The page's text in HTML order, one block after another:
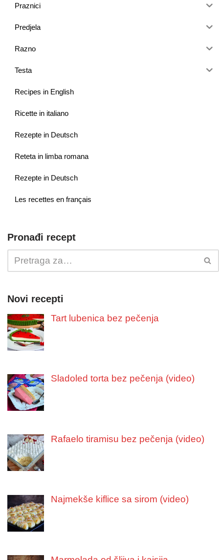
Praznici
Predjela
Razno
Testa
Recipes in English
Ricette in italiano
Rezepte in Deutsch
Reteta in limba romana
Rezepte in Deutsch
Les recettes en français
Pronađi recept
Novi recepti
Tart lubenica bez pečenja
Sladoled torta bez pečenja (video)
Rafaelo tiramisu bez pečenja (video)
Najmekše kiflice sa sirom (video)